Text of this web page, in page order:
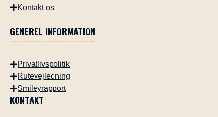
Kontakt os
GENEREL INFORMATION
Privatlivspolitik
Rutevejledning
Smileyrapport
KONTAKT